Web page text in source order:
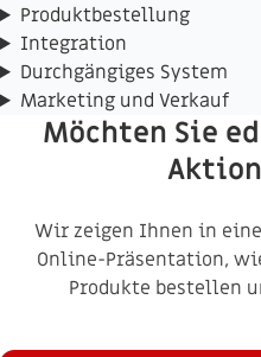
Produktbestellung
Integration
Durchgängiges System
Marketing und Verkauf
Möchten Sie
Wir zeigen Ihnen in
Online-Präsentation,
Produkte bestellen